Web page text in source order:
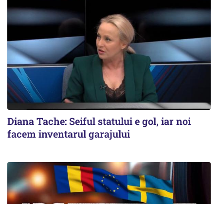
Diana Tache: Seiful statului e gol, iar noi
facem inventarul garajului